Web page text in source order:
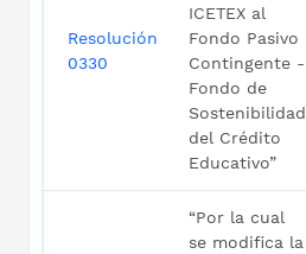
Resolución
0330
ICETEX al
Fondo Pasivo
Contingente -
Fondo de
Sostenibilidad
del Crédito
Educativo”
“Por la cual
se modifica la